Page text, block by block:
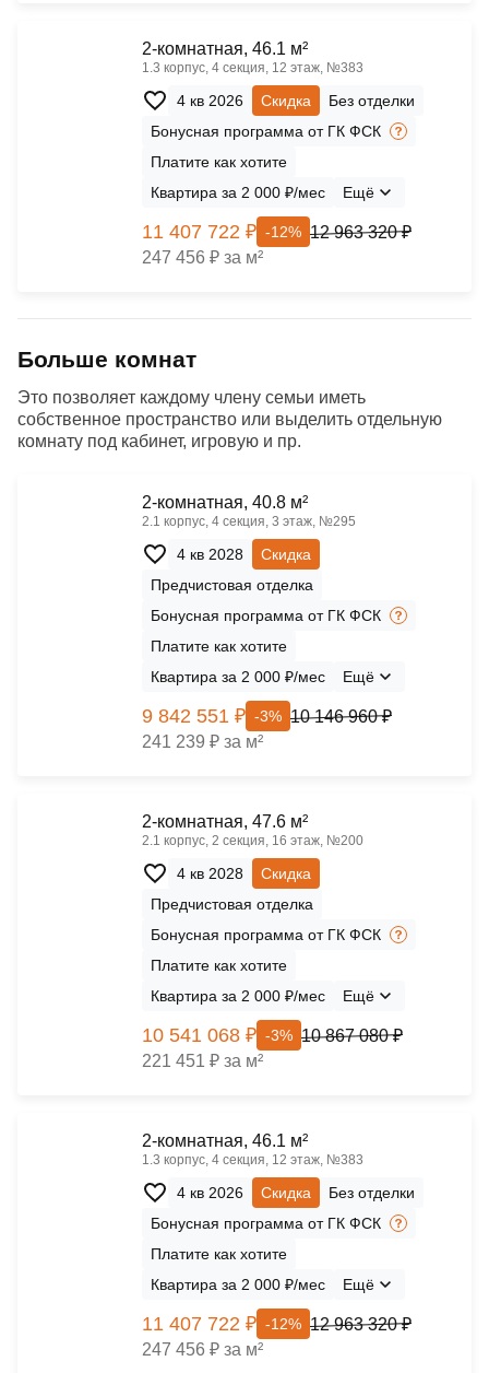
2-комнатная, 46.1 м²
1.3 корпус, 4 секция, 12 этаж, №383
4 кв 2026 Скидка
Без отделки
Бонусная программа от ГК ФСК
Платите как хотите
Квартира за 2 000 ₽/мес
Ещё
11 407 722 ₽ -12% 12 963 320 ₽
247 456 ₽ за м²
Больше комнат
Это позволяет каждому члену семьи иметь
собственное пространство или выделить отдельную
комнату под кабинет, игровую и пр.
2-комнатная, 40.8 м²
2.1 корпус, 4 секция, 3 этаж, №295
4 кв 2028
Скидка
Предчистовая отделка
Бонусная программа от ГК ФСК
Платите как хотите
Квартира за 2 000 ₽/мес
Ещё
9 842 551 ₽ -3% 10 146 960 ₽
241 239 ₽ за м²
2-комнатная, 47.6 м²
2.1 корпус, 2 секция, 16 этаж, №200
4 кв 2028
Скидка
Предчистовая отделка
Бонусная программа от ГК ФСК
Платите как хотите
Квартира за 2 000 ₽/мес
Ещё
10 541 068 ₽ -3% 10 867 080 ₽
221 451 ₽ за м²
2-комнатная, 46.1 м²
1.3 корпус, 4 секция, 12 этаж, №383
4 кв 2026 Скидка
Без отделки
Бонусная программа от ГК ФСК
Платите как хотите
Квартира за 2 000 ₽/мес
Ещё
11 407 722 ₽ -12% 12 963 320 ₽
247 456 ₽ за м²